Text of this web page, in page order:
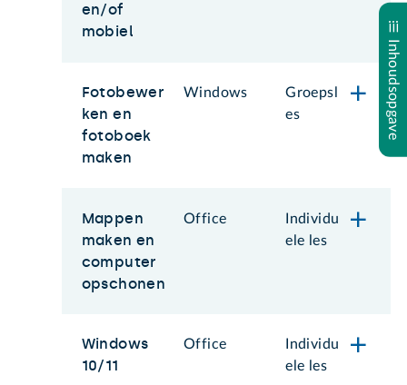
Inhoudsopgave
en/of
mobiel
Fotobewer
ken en
fotoboek
maken
Windows
Groepsl
es
Mappen
maken en
computer
opschonen
Office
Individu
ele les
Windows
10/11
Office
Individu
ele les